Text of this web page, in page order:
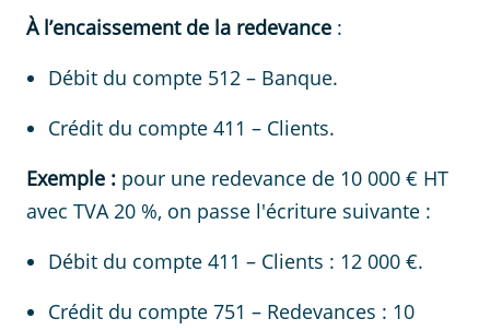
À l’encaissement de la redevance :
Débit du compte 512 – Banque.
Crédit du compte 411 – Clients.
Exemple : pour une redevance de 10 000 € HT
avec TVA 20 %, on passe l'écriture suivante :
Débit du compte 411 – Clients : 12 000 €.
Crédit du compte 751 – Redevances : 10